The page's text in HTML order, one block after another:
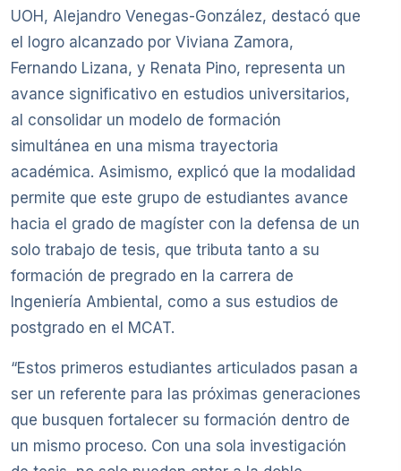
UOH, Alejandro Venegas-González, destacó que
el logro alcanzado por Viviana Zamora,
Fernando Lizana, y Renata Pino, representa un
avance significativo en estudios universitarios,
al consolidar un modelo de formación
simultánea en una misma trayectoria
académica. Asimismo, explicó que la modalidad
permite que este grupo de estudiantes avance
hacia el grado de magíster con la defensa de un
solo trabajo de tesis, que tributa tanto a su
formación de pregrado en la carrera de
Ingeniería Ambiental, como a sus estudios de
postgrado en el MCAT.
“Estos primeros estudiantes articulados pasan a
ser un referente para las próximas generaciones
que busquen fortalecer su formación dentro de
un mismo proceso. Con una sola investigación